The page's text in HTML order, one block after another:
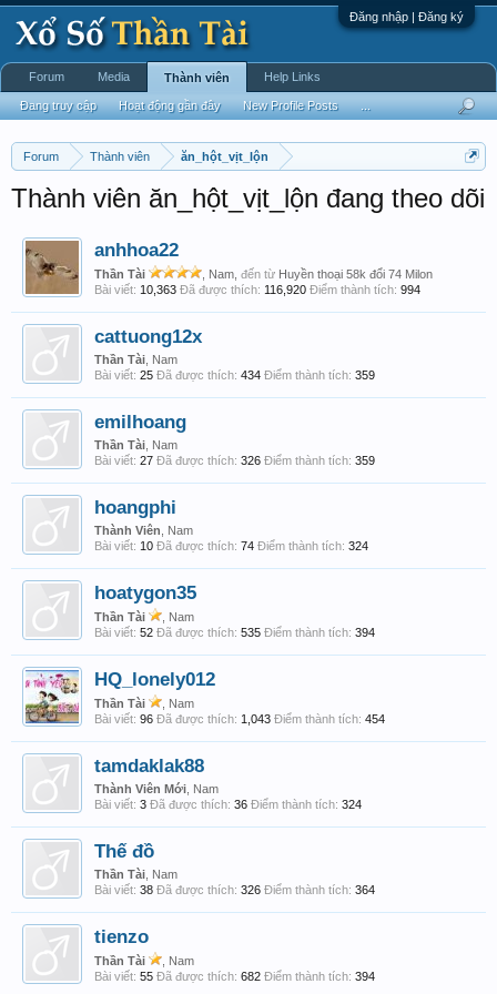
Đăng nhập | Đăng ký
Forum Thành viên ăn_hột_vịt_lộn
Thành viên ăn_hột_vịt_lộn đang theo dõi
anhhoa22
Thần Tài , Nam, đến từ Huyền thoại 58k đổi 74 Milon
Bài viết: 10,363 Đã được thích: 116,920 Điểm thành tích: 994
cattuong12x
Thần Tài , Nam
Bài viết: 25 Đã được thích: 434 Điểm thành tích: 359
emilhoang
Thần Tài , Nam
Bài viết: 27 Đã được thích: 326 Điểm thành tích: 359
hoangphi
Thành Viên , Nam
Bài viết: 10 Đã được thích: 74 Điểm thành tích: 324
hoatygon35
Thần Tài
, Nam
Bài viết: 52 Đã được thích: 535 Điểm thành tích: 394
HQ_lonely012
Thần Tài
, Nam
Bài viết: 96 Đã được thích: 1,043 Điểm thành tích: 454
tamdaklak88
Thành Viên Mới , Nam
Bài viết: 3 Đã được thích: 36 Điểm thành tích: 324
Thế đồ
Thần Tài , Nam
Bài viết: 38 Đã được thích: 326 Điểm thành tích: 364
tienzo
Thần Tài
, Nam
Bài viết: 55 Đã được thích: 682 Điểm thành tích: 394
Forum Media Thành viên
Đang truy cập Hoạt động gần đây New Profile Posts
Help Links